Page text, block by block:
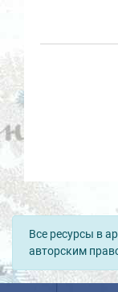
Все ресурсы в
авторским